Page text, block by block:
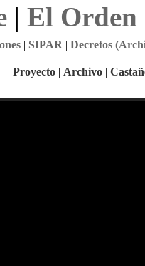
| El Orden
| SIPAR | Decretos
Proyecto | Archivo |